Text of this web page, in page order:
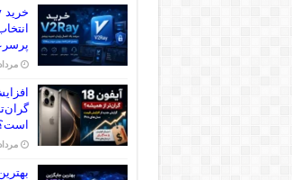
مرداد ۱۲,
مرداد ۱۱, ۱۴۰۵